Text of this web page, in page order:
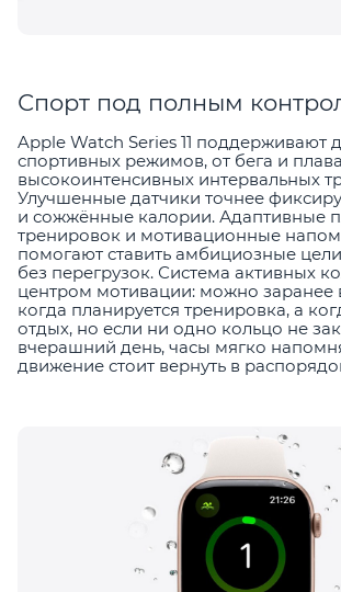
Спорт под полным
Apple Watch Series 11 поддерживают
спортивных режимов, от бега и
высокоинтенсивных интервальных
Улучшенные датчики точнее
и сожжённые калории. Адаптивные
тренировок и мотивационные
помогают ставить амбициозные цели
без перегрузок. Система активных
центром мотивации: можно заранее
когда планируется тренировка, а
отдых, но если ни одно кольцо не
вчерашний день, часы мягко
движение стоит вернуть в